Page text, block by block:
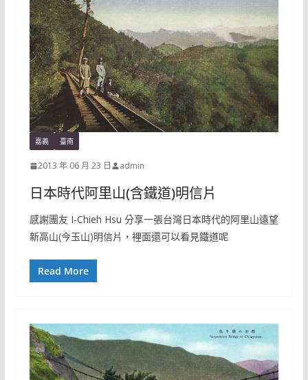
嘉義 臺南
2013 年 06 月 23 日 admin
日本時代阿里山(含鐵道)明信片
感謝團友 I-Chieh Hsu 分享一張台灣日本時代的阿里山遠望
新高山(今玉山)明信片，裡面還可以看見鐵道呢
Read More